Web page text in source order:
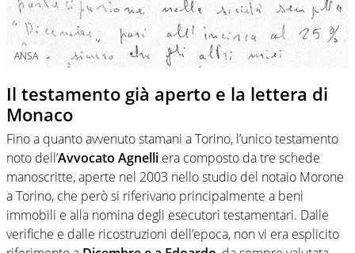
ANSA
Il testamento già aperto e la lettera di
Monaco
Fino a quanto avvenuto stamani a Torino, l’unico testamento
noto dell’Avvocato Agnelli era composto da tre schede
manoscritte, aperte nel 2003 nello studio del notaio Morone
a Torino, che però si riferivano principalmente a beni
immobili e alla nomina degli esecutori testamentari. Dalle
verifiche e dalle ricostruzioni dell’epoca, non vi era esplicito